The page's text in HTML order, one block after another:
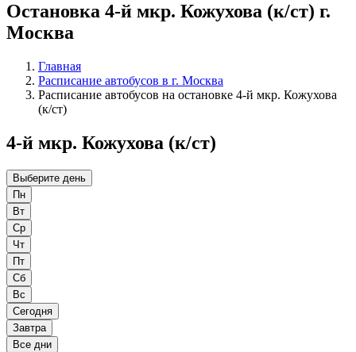
Остановка 4-й мкр. Кожухова (к/ст) г.
Москва
Главная
Расписание автобусов в г. Москва
Расписание автобусов на остановке 4-й мкр. Кожухова
(к/ст)
4-й мкр. Кожухова (к/ст)
Выберите день
Пн
Вт
Ср
Чт
Пт
Сб
Вс
Сегодня
Завтра
Все дни